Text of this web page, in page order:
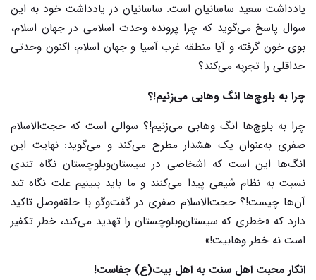
یادداشت سعید ساسانیان است. ساسانیان در یادداشت خود به این
سوال پاسخ می‌گوید که چرا پرونده وحدت اسلامی در جهان اسلام،
بوی خون گرفته و آیا منطقه غرب آسیا و جهان اسلام، اکنون وحدتی
حداقلی را تجربه می‌کند؟
چرا به بلوچ‌ها انگ وهابی می‌زنیم!؟
چرا به بلوچ‌ها انگ وهابی می‌زنیم!؟ سوالی است که حجت‌الاسلام
صفری به‌عنوان یک هشدار مطرح می‌کند و می‌گوید: نهایت این
انگ‌ها این است که اشخاصی در سیستان‌وبلوچستان نگاه تندی
نسبت به نظام شیعی پیدا می‌کنند و ما باید ببینیم علت نگاه تند
آن‌ها چیست!؟ حجت‌الاسلام صفری در گفت‌وگو با حلقه‌وصل تاکید
دارد که «خطری که سیستان‌وبلوچستان را تهدید می‌کند، خطر تکفیر
است نه خطر وهابیت!»
انکار محبت اهل سنت به اهل بیت(ع) جفاست!